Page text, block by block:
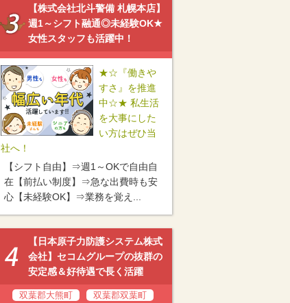
【株式会社北斗警備 札幌本店】
週1～シフト融通◎未経験OK★
女性スタッフも活躍中！
★☆『働きや
すさ』を推進
中☆★ 私生活
を大事にした
い方はぜひ当
社へ！
【シフト自由】⇒週1～OKで自由自
在【前払い制度】⇒急な出費時も安
心【未経験OK】⇒業務を覚え...
【日本原子力防護システム株式
会社】セコムグループの抜群の
安定感＆好待遇で長く活躍
双葉郡大熊町 双葉郡双葉町